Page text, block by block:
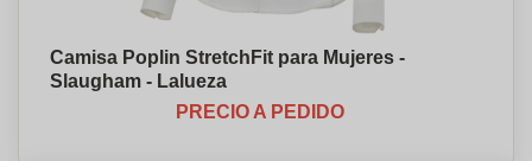
Camisa Poplin StretchFit para Mujeres -
Slaugham - Lalueza
PRECIO A PEDIDO